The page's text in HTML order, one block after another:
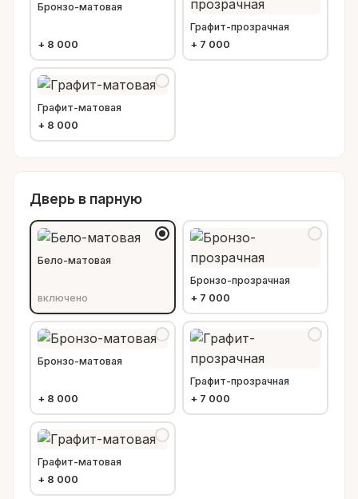
Бронзо-матовая
+ 8 000
Графит-прозрачная
+ 7 000
Графит-матовая
+ 8 000
Дверь в парную
Бело-матовая
включено
Бронзо-прозрачная
+ 7 000
Бронзо-матовая
+ 8 000
Графит-прозрачная
+ 7 000
Графит-матовая
+ 8 000